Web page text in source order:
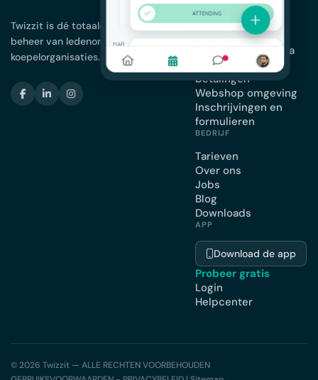
Twizzit is dé totaaloplossing voor het
beheer van ledenorganisaties en
koepelorganisaties.
Ledenbeheer
App voor je
vereniging
Planning en agenda
Facturatie en
betalingen
Webshop omgeving
Inschrijvingen en
formulieren
BEDRIJF
Tarieven
Over ons
Jobs
Blog
Downloads
APP
Download de app
Probeer gratis
Login
Helpcenter
© 2026 Twizzit — ALLE RECHTEN VOORBEHOUDEN